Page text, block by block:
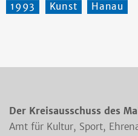
1993 Kunst Hanau
Der Kreisausschuss des
Amt für Kultur, Sport,